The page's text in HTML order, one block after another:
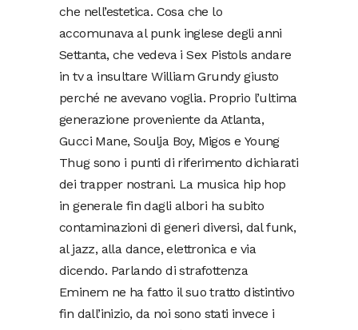
che nell’estetica. Cosa che lo
accomunava al punk inglese degli anni
Settanta, che vedeva i Sex Pistols andare
in tv a insultare William Grundy giusto
perché ne avevano voglia. Proprio l’ultima
generazione proveniente da Atlanta,
Gucci Mane, Soulja Boy, Migos e Young
Thug sono i punti di riferimento dichiarati
dei trapper nostrani. La musica hip hop
in generale fin dagli albori ha subito
contaminazioni di generi diversi, dal funk,
al jazz, alla dance, elettronica e via
dicendo. Parlando di strafottenza
Eminem ne ha fatto il suo tratto distintivo
fin dall’inizio, da noi sono stati invece i